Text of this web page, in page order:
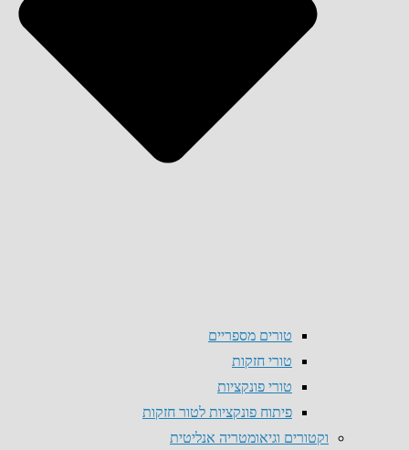
טורים מספריים
טורי חזקות
טורי פונקציות
פיתוח פונקציות לטור חזקות
וקטורים וגיאומטריה אנליטית